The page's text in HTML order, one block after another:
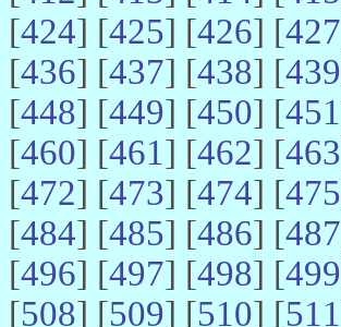
[424] [425] [426] [427
[436] [437] [438] [439
[448] [449] [450] [451
[460] [461] [462] [463
[472] [473] [474] [475
[484] [485] [486] [487
[496] [497] [498] [499
[508] [509] [510] [511